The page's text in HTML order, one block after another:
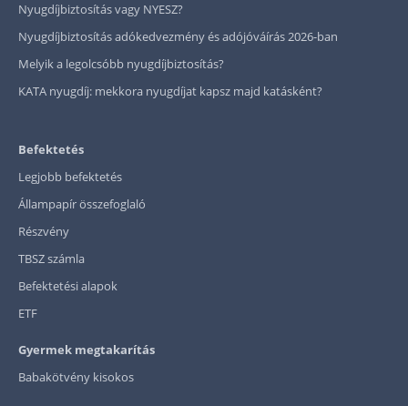
Nyugdíjbiztosítás vagy NYESZ?
Nyugdíjbiztosítás adókedvezmény és adójóváírás 2026-ban
Melyik a legolcsóbb nyugdíjbiztosítás?
KATA nyugdíj: mekkora nyugdíjat kapsz majd katásként?
Befektetés
Legjobb befektetés
Állampapír összefoglaló
Részvény
TBSZ számla
Befektetési alapok
ETF
Gyermek megtakarítás
Babakötvény kisokos